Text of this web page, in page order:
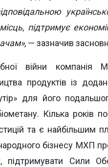
підтримує
, — зазначив
війни компанія
продуктів із
для його
Кілька років
та є найбільшим
бізнесу МХП
підтримувати Сили